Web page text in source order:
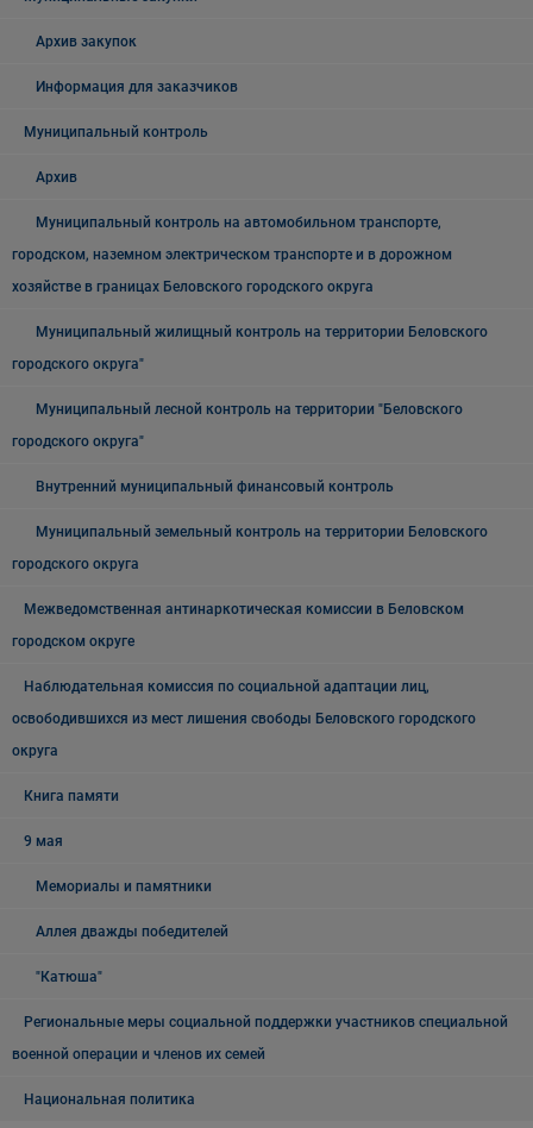
Архив закупок
Информация для заказчиков
Муниципальный контроль
Архив
Муниципальный контроль на автомобильном транспорте,
городском, наземном электрическом транспорте и в дорожном
хозяйстве в границах Беловского городского округа
Муниципальный жилищный контроль на территории Беловского
городского округа"
Муниципальный лесной контроль на территории "Беловского
городского округа"
Внутренний муниципальный финансовый контроль
Муниципальный земельный контроль на территории Беловского
городского округа
Межведомственная антинаркотическая комиссии в Беловском
городском округе
Наблюдательная комиссия по социальной адаптации лиц,
освободившихся из мест лишения свободы Беловского городского
округа
Книга памяти
9 мая
Мемориалы и памятники
Аллея дважды победителей
"Катюша"
Региональные меры социальной поддержки участников специальной
военной операции и членов их семей
Национальная политика